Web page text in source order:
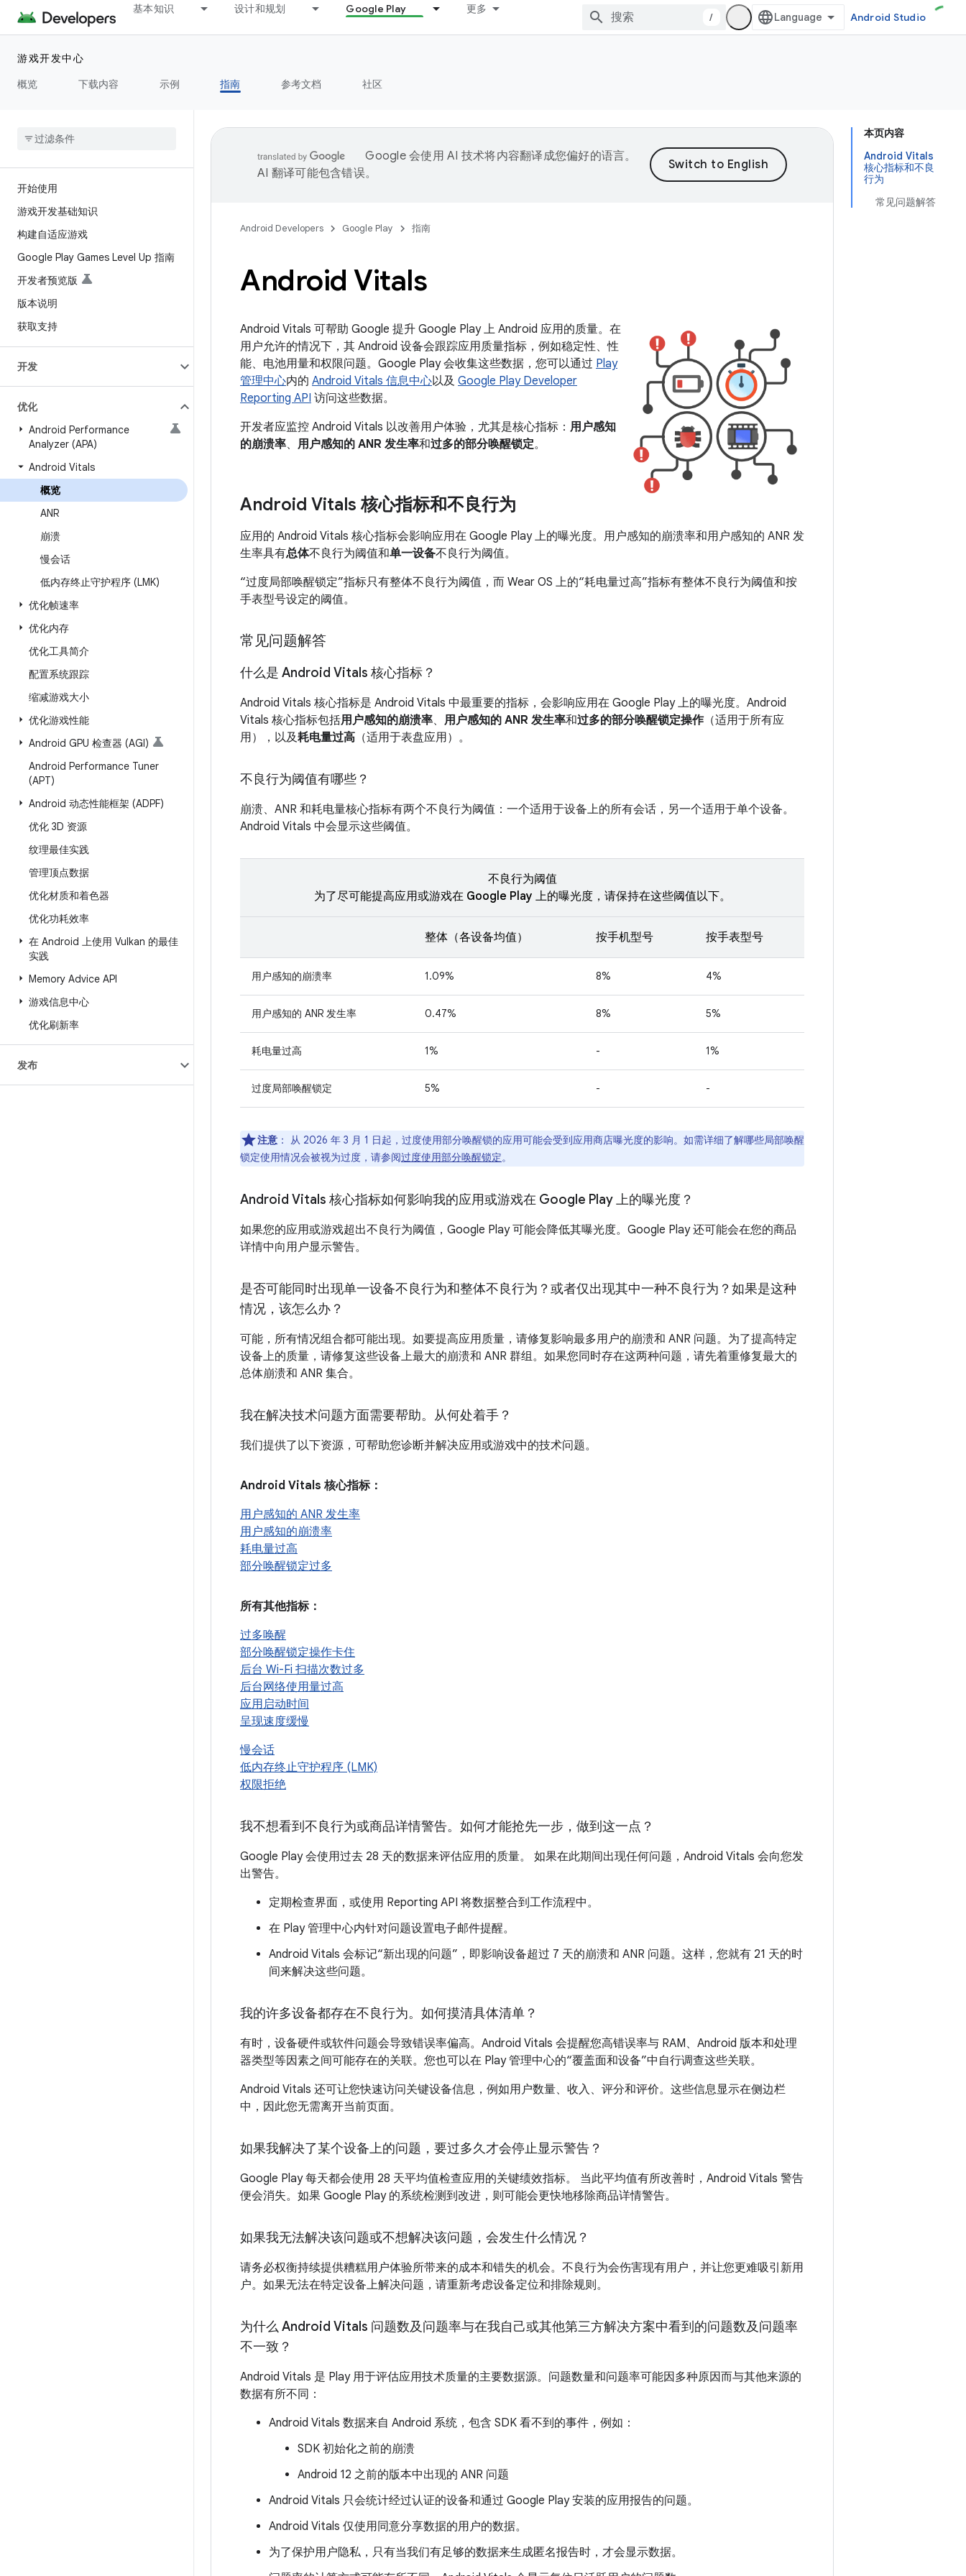
基本知识 设计和规划 Google Play 更多
/ Android Studio
游戏开发中心
概览
下载内容 示例 指南 参考文档 社区
开始使用
游戏开发基础知识
构建自适应游戏
Google Play Games Level Up 指南
开发者预览版
版本说明
获取支持
开发
优化
Android Performance
Analyzer (APA)
Android Vitals
概览
ANR
崩溃
慢会话
低内存终止守护程序 (LMK)
优化帧速率
优化内存
优化工具简介
配置系统跟踪
缩减游戏大小
优化游戏性能
Android GPU 检查器 (AGI)
Android Performance Tuner
(APT)
Android 动态性能框架 (ADPF)
优化 3D 资源
纹理最佳实践
管理顶点数据
优化材质和着色器
优化功耗效率
在 Android 上使用 Vulkan 的最佳
实践
Memory Advice API
游戏信息中心
优化刷新率
发布
本页内容
Android Vitals
核心指标和不良
行为
常见问题解答
Google 会使用 AI 技术将内容翻译成您偏好的语言。
AI 翻译可能包含错误。
Android Developers Google Play 指南
Android Vitals
Android Vitals 可帮助 Google 提升 Google Play 上 Android 应用的质量。在
用户允许的情况下，其 Android 设备会跟踪应用质量指标，例如稳定性、性
能、电池用量和权限问题。Google Play 会收集这些数据，您可以通过 Play
管理中心内的 Android Vitals 信息中心以及 Google Play Developer
Reporting API 访问这些数据。
开发者应监控 Android Vitals 以改善用户体验，尤其是核心指标： 用户感知
的崩溃率、 用户感知的 ANR 发生率和过多的部分唤醒锁定。
Android Vitals 核心指标和不良行为
应用的 Android Vitals 核心指标会影响应用在 Google Play 上的曝光度。用户感知的崩溃率和用户感知的 ANR 发
生率具有总体不良行为阈值和单一设备不良行为阈值。
“过度局部唤醒锁定”指标只有整体不良行为阈值，而 Wear OS 上的“耗电量过高”指标有整体不良行为阈值和按
手表型号设定的阈值。
常见问题解答
什么是 Android Vitals 核心指标？
Android Vitals 核心指标是 Android Vitals 中最重要的指标，会影响应用在 Google Play 上的曝光度。Android
Vitals 核心指标包括用户感知的崩溃率、 用户感知的 ANR 发生率和过多的部分唤醒锁定操作（适用于所有应
用），以及耗电量过高 （适用于表盘应用）。
不良行为阈值有哪些？
崩溃、ANR 和耗电量核心指标有两个不良行为阈值：一个适用于设备上的所有会话，另一个适用于单个设备。
Android Vitals 中会显示这些阈值。
不良行为阈值
为了尽可能提高应用或游戏在 Google Play 上的曝光度，请保持在这些阈值以下。
整体（各设备均值） 按手机型号 按手表型号
用户感知的崩溃率 1.09% 8% 4%
用户感知的 ANR 发生率 0.47% 8% 5%
耗电量过高 1% - 1%
过度局部唤醒锁定 5% - -
注意 ： 从 2026 年 3 月 1 日起 ，过度使用部分唤醒锁的应用可能会受到应用商店曝光度的影响。如需详细了解哪些局部唤醒
锁定使用情况会被视为过度，请参阅过度使用部分唤醒锁定。
Android Vitals 核心指标如何影响我的应用或游戏在 Google Play 上的曝光度？
如果您的应用或游戏超出不良行为阈值，Google Play 可能会降低其曝光度。Google Play 还可能会在您的商品
详情中向用户显示警告。
是否可能同时出现单一设备不良行为和整体不良行为？或者仅出现其中一种不良行为？如果是这种
情况，该怎么办？
可能，所有情况组合都可能出现。如要提高应用质量，请修复影响最多用户的崩溃和 ANR 问题。为了提高特定
设备上的质量，请修复这些设备上最大的崩溃和 ANR 群组。如果您同时存在这两种问题，请先着重修复最大的
总体崩溃和 ANR 集合。
我在解决技术问题方面需要帮助。从何处着手？
我们提供了以下资源，可帮助您诊断并解决应用或游戏中的技术问题。
Android Vitals 核心指标：
用户感知的 ANR 发生率
用户感知的崩溃率
耗电量过高
部分唤醒锁定过多
所有其他指标：
过多唤醒
部分唤醒锁定操作卡住
后台 Wi-Fi 扫描次数过多
后台网络使用量过高
应用启动时间
呈现速度缓慢
慢会话
低内存终止守护程序 (LMK)
权限拒绝
我不想看到不良行为或商品详情警告。如何才能抢先一步，做到这一点？
Google Play 会使用过去 28 天的数据来评估应用的质量。 如果在此期间出现任何问题，Android Vitals 会向您发
出警告。
定期检查界面，或使用 Reporting API 将数据整合到工作流程中。
在 Play 管理中心内针对问题设置电子邮件提醒。
Android Vitals 会标记“新出现的问题”，即影响设备超过 7 天的崩溃和 ANR 问题。这样，您就有 21 天的时
间来解决这些问题。
我的许多设备都存在不良行为。如何摸清具体清单？
有时，设备硬件或软件问题会导致错误率偏高。Android Vitals 会提醒您高错误率与 RAM、Android 版本和处理
器类型等因素之间可能存在的关联。您也可以在 Play 管理中心的“覆盖面和设备”中自行调查这些关联。
Android Vitals 还可让您快速访问关键设备信息，例如用户数量、收入、评分和评价。这些信息显示在侧边栏
中，因此您无需离开当前页面。
如果我解决了某个设备上的问题，要过多久才会停止显示警告？
Google Play 每天都会使用 28 天平均值检查应用的关键绩效指标。 当此平均值有所改善时，Android Vitals 警告
便会消失。如果 Google Play 的系统检测到改进，则可能会更快地移除商品详情警告。
如果我无法解决该问题或不想解决该问题，会发生什么情况？
请务必权衡持续提供糟糕用户体验所带来的成本和错失的机会。不良行为会伤害现有用户，并让您更难吸引新用
户。如果无法在特定设备上解决问题，请重新考虑设备定位和排除规则。
为什么 Android Vitals 问题数及问题率与在我自己或其他第三方解决方案中看到的问题数及问题率
不一致？
Android Vitals 是 Play 用于评估应用技术质量的主要数据源。问题数量和问题率可能因多种原因而与其他来源的
数据有所不同：
Android Vitals 数据来自 Android 系统，包含 SDK 看不到的事件，例如：
SDK 初始化之前的崩溃
Android 12 之前的版本中出现的 ANR 问题
Android Vitals 只会统计经过认证的设备和通过 Google Play 安装的应用报告的问题。
Android Vitals 仅使用同意分享数据的用户的数据。
为了保护用户隐私，只有当我们有足够的数据来生成匿名报告时，才会显示数据。